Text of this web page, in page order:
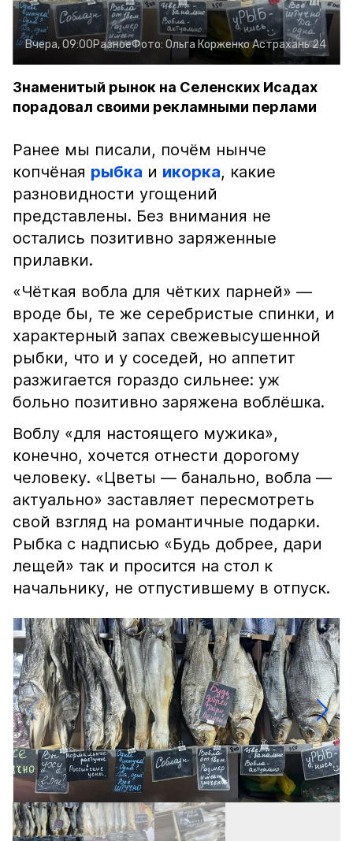
Вчера, 09:00РазноеФото: Ольга КорженкоАстрахань 24
Знаменитый рынок на Селенских Исадах
порадовал своими рекламными перлами
Ранее мы писали, почём нынче
копчёная рыбка и икорка, какие
разновидности угощений
представлены. Без внимания не
остались позитивно заряженные
прилавки.
«Чёткая вобла для чётких парней» —
вроде бы, те же серебристые спинки, и
характерный запах свежевысушенной
рыбки, что и у соседей, но аппетит
разжигается гораздо сильнее: уж
больно позитивно заряжена воблёшка.
Воблу «для настоящего мужика»,
конечно, хочется отнести дорогому
человеку. «Цветы — банально, вобла —
актуально» заставляет пересмотреть
свой взгляд на романтичные подарки.
Рыбка с надписью «Будь добрее, дари
лещей» так и просится на стол к
начальнику, не отпустившему в отпуск.